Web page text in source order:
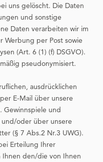
uns gelöscht. Die Daten
und sonstige
Daten verarbeiten wir im
Werbung per Post sowie
(Art. 6 (1) (f) DSGVO).
pseudonymisiert.
ausdrücklichen
E-Mail über unsere
Gewinnspiele und
und/oder über unsere
(§ 7 Abs.2 Nr.3 UWG).
Erteilung Ihrer
Ihnen den/die von Ihnen